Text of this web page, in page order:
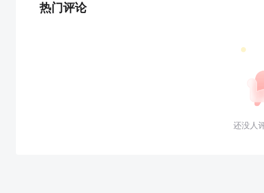
热门评论
还没人